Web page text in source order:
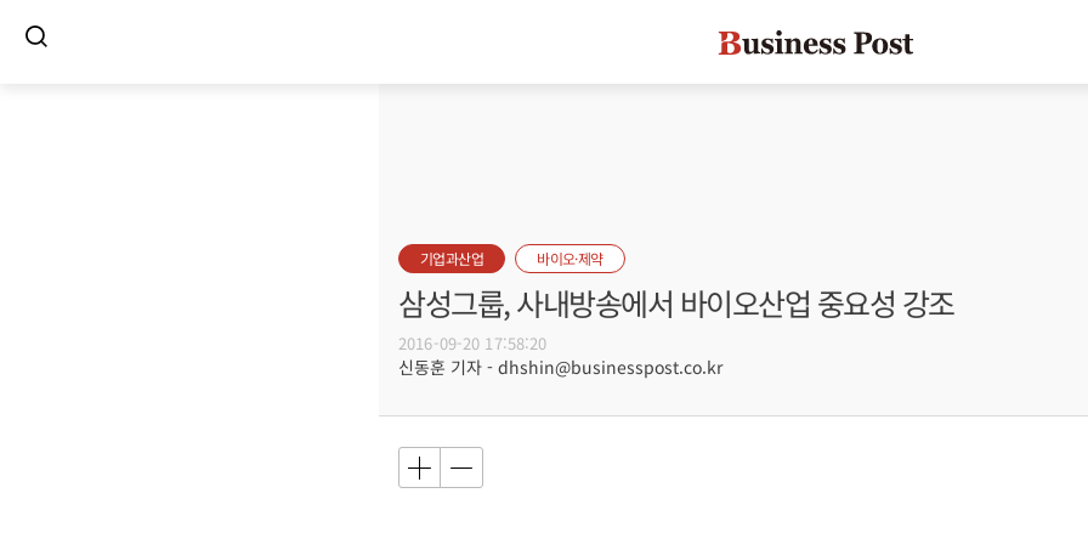
기업과산업 바이오·제약
삼성그룹, 사내방송에서 바이오산업 중요성 강조
2016-09-20 17:58:20
신동훈 기자 - dhshin@businesspost.co.kr